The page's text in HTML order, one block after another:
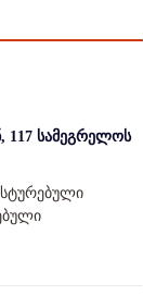
117 სამეგრელოს